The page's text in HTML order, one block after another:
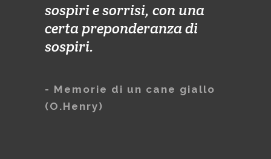
sospiri e sorrisi, con una
certa preponderanza di
sospiri.
- Memorie di un cane giallo
(O.Henry)